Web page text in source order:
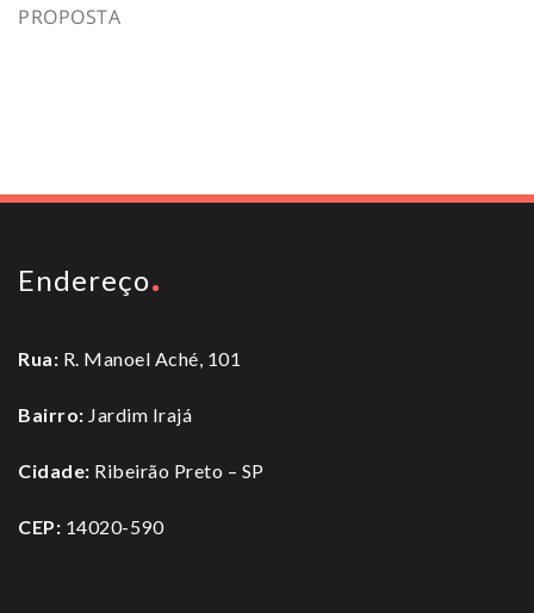
PROPOSTA
Endereço
Rua: R. Manoel Aché, 101
Bairro: Jardim Irajá
Cidade: Ribeirão Preto – SP
CEP: 14020-590